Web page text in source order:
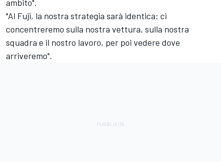
ambito".
"Al Fuji, la nostra strategia sarà identica: ci
concentreremo sulla nostra vettura, sulla nostra
squadra e il nostro lavoro, per poi vedere dove
arriveremo".